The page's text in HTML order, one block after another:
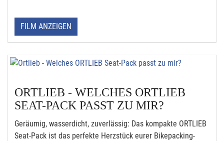
FILM ANZEIGEN
ORTLIEB - WELCHES ORTLIEB
SEAT-PACK PASST ZU MIR?
Geräumig, wasserdicht, zuverlässig: Das kompakte ORTLIEB
Seat-Pack ist das perfekte Herzstück eurer Bikepacking-